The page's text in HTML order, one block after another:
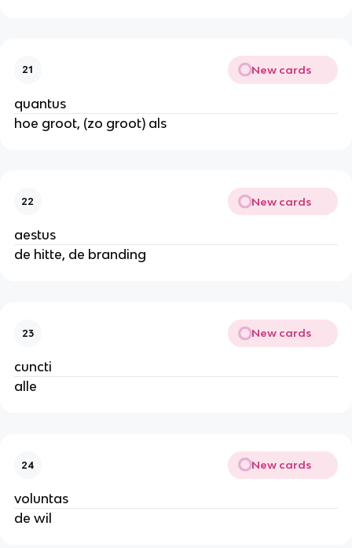
21 New cards
quantus
hoe groot, (zo groot) als
22 New cards
aestus
de hitte, de branding
23 New cards
cuncti
alle
24 New cards
voluntas
de wil